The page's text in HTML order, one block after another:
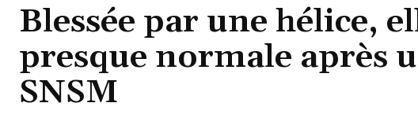
Blessée par une hélice,
presque normale après
SNSM